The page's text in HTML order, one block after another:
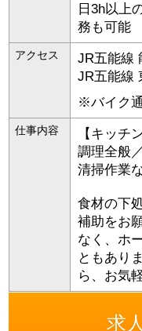
日3h以上
務も可能
アクセス
JR五能線
JR五能線
※バイク
仕事内容
【キッチ
調理全般
清掃作業
食材の下
補助をお
なく、ホ
ともあり
ら、お気
求